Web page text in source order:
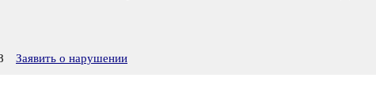
Заявить о нарушении